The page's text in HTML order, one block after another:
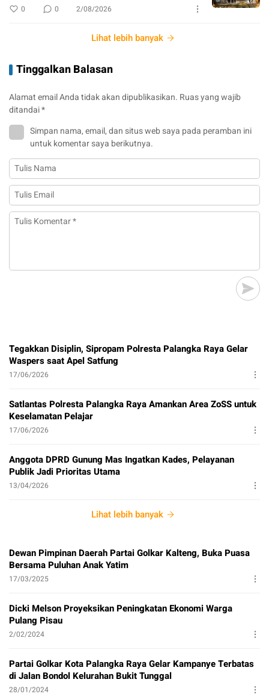
0 0 2/08/2026
Lihat lebih banyak
Tinggalkan Balasan
Alamat email Anda tidak akan dipublikasikan. Ruas yang wajib
ditandai*
Simpan nama, email, dan situs web saya pada peramban ini
untuk komentar saya berikutnya.
Tegakkan Disiplin, Sipropam Polresta Palangka Raya Gelar
Waspers saat Apel Satfung
17/06/2026
Satlantas Polresta Palangka Raya Amankan Area ZoSS untuk
Keselamatan Pelajar
17/06/2026
Anggota DPRD Gunung Mas Ingatkan Kades, Pelayanan
Publik Jadi Prioritas Utama
13/04/2026
Lihat lebih banyak
Dewan Pimpinan Daerah Partai Golkar Kalteng, Buka Puasa
Bersama Puluhan Anak Yatim
17/03/2025
Dicki Melson Proyeksikan Peningkatan Ekonomi Warga
Pulang Pisau
2/02/2024
Partai Golkar Kota Palangka Raya Gelar Kampanye Terbatas
di Jalan Bondol Kelurahan Bukit Tunggal
28/01/2024